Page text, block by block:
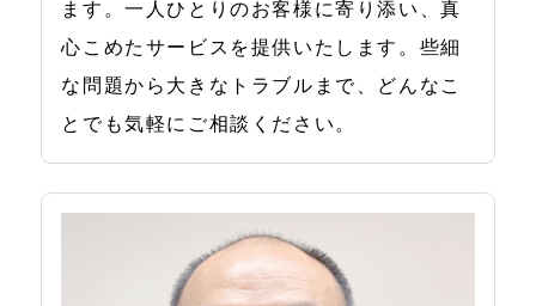
ます。一人ひとりのお客様に寄り添い、真
心こめたサービスを提供いたします。些細
な問題から大きなトラブルまで、どんなこ
とでも気軽にご相談ください。